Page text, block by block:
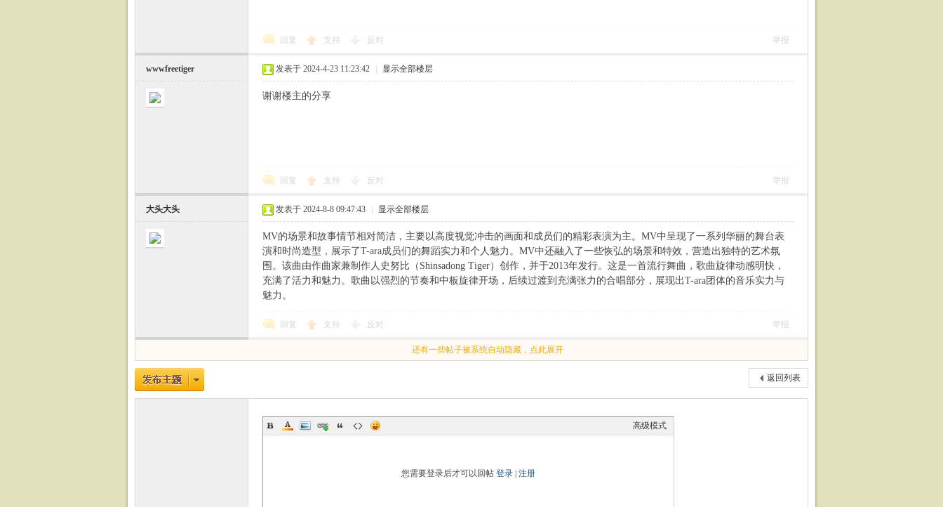
回复 支持 反对 举报
wwwfreetiger 发表于 2024-4-23 11:23:42 显示全部楼层
谢谢楼主的分享
回复 支持 反对 举报
大头大头 发表于 2024-8-8 09:47:43 显示全部楼层
MV的场景和故事情节相对简洁，主要以高度视觉冲击的画面和成员们的精彩表演为主。MV中呈现了一系列华丽的舞台表
演和时尚造型，展示了T-ara成员们的舞蹈实力和个人魅力。MV中还融入了一些恢弘的场景和特效，营造出独特的艺术氛
围。该曲由作曲家兼制作人史努比（Shinsadong Tiger）创作，并于2013年发行。这是一首流行舞曲，歌曲旋律动感明快，
充满了活力和魅力。歌曲以强烈的节奏和中板旋律开场，后续过渡到充满张力的合唱部分，展现出T-ara团体的音乐实力与
魅力。
回复 支持 反对 举报
还有一些帖子被系统自动隐藏，点此展开
返回列表
高级模式
您需要登录后才可以回帖 登录 注册